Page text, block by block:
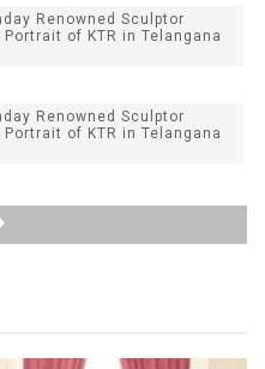
Renowned Sculptor
of KTR in Telangana
Renowned Sculptor
of KTR in Telangana